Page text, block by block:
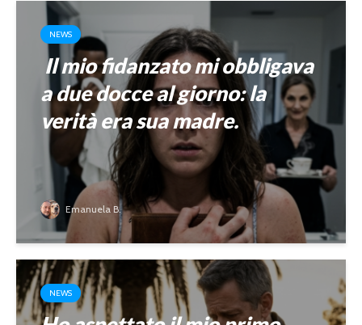
NEWS
Il mio fidanzato mi obbligava
a due docce al giorno: la
verità era sua madre.
Emanuela B.
NEWS